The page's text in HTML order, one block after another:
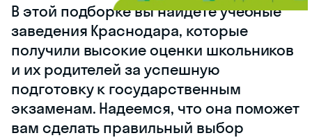
В этой подборке вы найдете учебные
заведения Краснодара, которые
получили высокие оценки школьников
и их родителей за успешную
подготовку к государственным
экзаменам. Надеемся, что она поможет
вам сделать правильный выбор